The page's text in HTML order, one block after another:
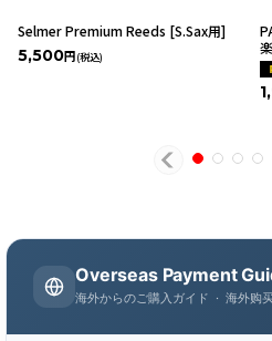
Selmer Premium Reeds [S.Sax用]
5,500円 (税込)
Overseas Payment
海外からのご購入ガイド · 海外购